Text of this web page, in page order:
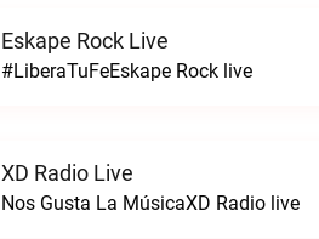
Eskape Rock Live
#LiberaTuFeEskape Rock live
XD Radio Live
Nos Gusta La MúsicaXD Radio live